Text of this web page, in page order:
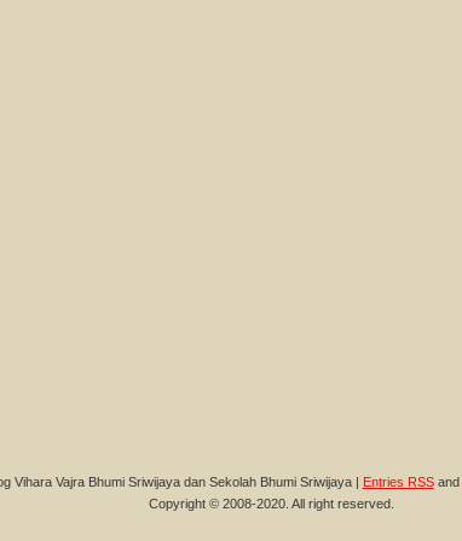
Vihara Vajra Bhumi Sriwijaya dan Sekolah Bhumi Sriwijaya | Entries RSSand
Copyright © 2008-2020. All right reserved.